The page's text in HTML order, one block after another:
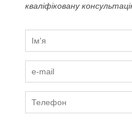
кваліфіковану